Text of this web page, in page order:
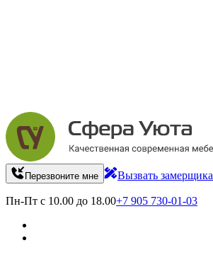
Перезвоните мне Вызвать замерщика
Пн-Пт с 10.00 до 18.00+7 905 730-01-03